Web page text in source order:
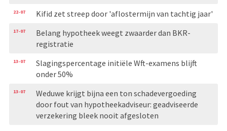
22-07 Kifid zet streep door 'aflostermijn van tachtig jaar'
17-07
Belang hypotheek weegt zwaarder dan BKR-
registratie
13-07
Slagingspercentage initiële Wft-examens blijft
onder 50%
13-07
Weduwe krijgt bijna een ton schadevergoeding
door fout van hypotheekadviseur: geadviseerde
verzekering bleek nooit afgesloten